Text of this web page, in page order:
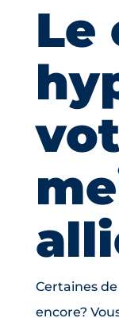
Le
Certaines
encore?